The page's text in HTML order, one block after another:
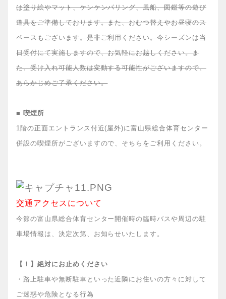
は塗り絵やマット、ケンケンパリング、風船、図鑑等の遊び
道具をご準備しております。また、おむつ替えやお昼寝のス
ペースもございます。是非ご利用ください。今シーズンは当
日受付にて実施しますので、お気軽にお越しください。ま
た、受け入れ可能人数は変動する可能性がございますので、
あらかじめご了承ください。
■ 喫煙所
1階の正面エントランス付近(屋外)に富山県総合体育センター
併設の喫煙所がございますので、そちらをご利用ください。
交通アクセスについて
今節の富山県総合体育センター開催時の臨時バスや周辺の駐
車場情報は、決定次第、お知らせいたします。
【！】絶対にお止めください
・路上駐車や無断駐車といった近隣にお住いの方々に対して
ご迷惑や危険となる行為